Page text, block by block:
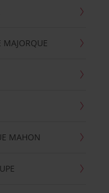
MAJORQUE
MAHON